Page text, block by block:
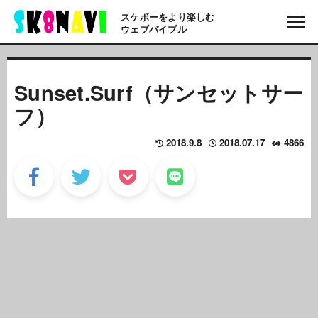
スケボーをより楽しむ
ウェブバイブル
Sunset.Surf（サンセットサー
フ）
4866
2018.07.17
2018.9.8